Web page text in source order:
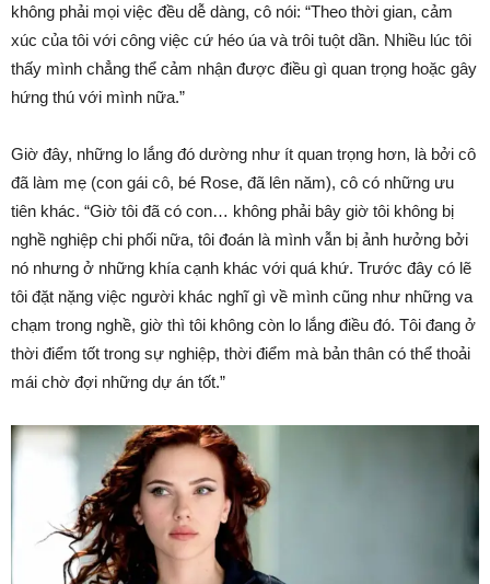
không phải mọi việc đều dễ dàng, cô nói: “Theo thời gian, cảm
xúc của tôi với công việc cứ héo úa và trôi tuột dần. Nhiều lúc tôi
thấy mình chẳng thể cảm nhận được điều gì quan trọng hoặc gây
hứng thú với mình nữa.”
Giờ đây, những lo lắng đó dường như ít quan trọng hơn, là bởi cô
đã làm mẹ (con gái cô, bé Rose, đã lên năm), cô có những ưu
tiên khác. “Giờ tôi đã có con… không phải bây giờ tôi không bị
nghề nghiệp chi phối nữa, tôi đoán là mình vẫn bị ảnh hưởng bởi
nó nhưng ở những khía cạnh khác với quá khứ. Trước đây có lẽ
tôi đặt nặng việc người khác nghĩ gì về mình cũng như những va
chạm trong nghề, giờ thì tôi không còn lo lắng điều đó. Tôi đang ở
thời điểm tốt trong sự nghiệp, thời điểm mà bản thân có thể thoải
mái chờ đợi những dự án tốt.”